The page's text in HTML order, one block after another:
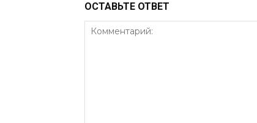
ОСТАВЬТЕ ОТВЕТ